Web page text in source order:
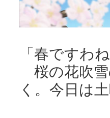
「春ですわ
桜の花吹雪
く。今日は